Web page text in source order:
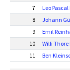
7
Leo
8
Johann
9
Emil
10
Willi Thore
11
Ben